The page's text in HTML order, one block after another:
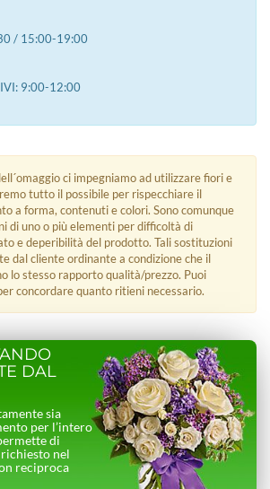
/ 15:00-19:00
9:00-12:00
ci impegniamo ad utilizzare fiori e
tutto il possibile per rispecchiare il
a forma, contenuti e colori. Sono comunque
di uno o più elementi per difficoltà di
e deperibilità del prodotto. Tali sostituzioni
dal cliente ordinante a condizione che il
lo stesso rapporto qualità/prezzo. Puoi
concordare quanto ritieni necessario.
DAL
sia
per l’intero
di
nel
reciproca